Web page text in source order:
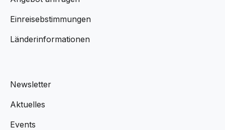
Einreisebstimmungen
Länderinformationen
Newsletter
Aktuelles
Events